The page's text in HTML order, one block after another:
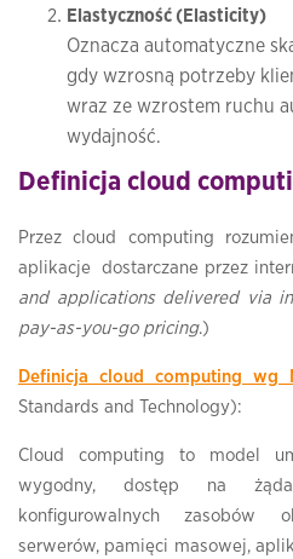
Elastyczność (Elasticity)
Oznacza automatyczne
gdy wzrosną potrzeby
wraz ze wzrostem ruchu
wydajność.
Definicja cloud
Przez cloud computing
aplikacje dostarczane przez
and applications delivered via
pay-as-you-go pricing.)
Definicja cloud computing wg
Standards and Technology):
Cloud computing to model
wygodny, dostęp na
konfigurowalnych zasobów
serwerów, pamięci masowej,